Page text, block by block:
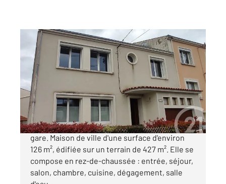
SAINTES 17
126 m
, 8 pièces
Ref : 5502
Maison à vendre
165 000 €
SAINTES RIVE DROITE, proche du quartier de la
gare. Maison de ville d'une surface d'environ
126 m², édifiée sur un terrain de 427 m². Elle se
compose en rez-de-chaussée : entrée, séjour,
salon, chambre, cuisine, dégagement, salle